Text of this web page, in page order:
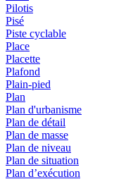
Pilotis
Pisé
Piste cyclable
Place
Placette
Plafond
Plain-pied
Plan
Plan d'urbanisme
Plan de détail
Plan de masse
Plan de niveau
Plan de situation
Plan d’exécution